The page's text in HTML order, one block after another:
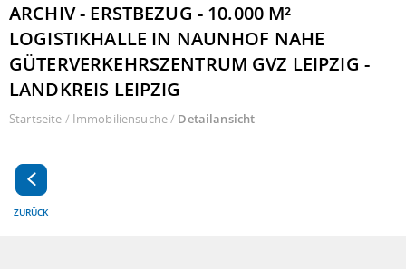
ARCHIV - ERSTBEZUG - 10.000 M²
LOGISTIKHALLE IN NAUNHOF NAHE
GÜTERVERKEHRSZENTRUM GVZ LEIPZIG -
LANDKREIS LEIPZIG
Startseite / Immobiliensuche/ Detailansicht
ZURÜCK